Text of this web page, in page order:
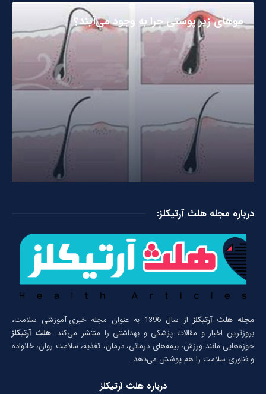
مو‌های زیر پوستی چرا به وجود می‌آیند؟
درباره مجله هلث آرتیکلز:
مجله هلث آرتیکلز
از سال 1396 به عنوان مجله خبری-آموزشی سلامت،
بروزترین اخبار و مقالات پزشکی و بهداشتی را منتشر می‌کند.هلث آرتیکلز
حوزه‌هایی مانند ورزش، بیمه‌های درمانی، درمان، تغذیه، سلامت روان، خانواده
و فناوری سلامت را هم پوشش می‌دهد.
درباره هلث آرتیکلز